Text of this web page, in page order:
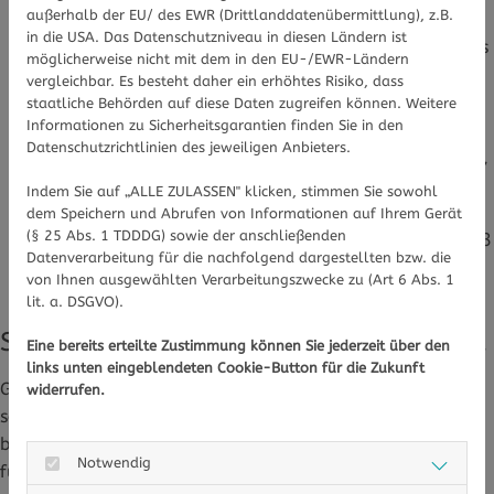
Kein Koffein kurz vor dem Schlafen: Cola, Kaffee,
schwarzer Tee, aber auch Alkohol sorgen dafür, dass
man entweder schlechter einschläft oder sich die
Schlafphasen verkürzen und man nachts öfter
aufwacht.
Nicht zu schwer essen: Spätabends auf Lebensmittel,
die dem Magen-Darm-Trakt zu viel zu tun geben,
verzichten.
Auf die Temperatur im Schlafzimmer achten: Zu heiß
sollte es nicht sein, im Winter sollte man allerdings
auch nicht frieren.
Sport kann helfen - aber nicht zu spät!
Guter Schlaf fördert nicht nur die gute Stimmung am Tag,
sondern auch die Gesundheit. Denn wer schlecht schläft,
belastet das Immunsystem, das dann nicht mehr richtig
funktionieren kann, denn es arbeitet am besten dann,
außerhalb der EU/ des EWR (Drittlanddatenübermittlung), z.B.
in die USA. Das Datenschutzniveau in diesen Ländern ist
möglicherweise nicht mit dem in den EU-/EWR-Ländern
vergleichbar. Es besteht daher ein erhöhtes Risiko, dass
staatliche Behörden auf diese Daten zugreifen können. Weitere
Informationen zu Sicherheitsgarantien finden Sie in den
Datenschutzrichtlinien des jeweiligen Anbieters.
Indem Sie auf „ALLE ZULASSEN" klicken, stimmen Sie sowohl
dem Speichern und Abrufen von Informationen auf Ihrem Gerät
(§ 25 Abs. 1 TDDDG) sowie der anschließenden
Datenverarbeitung für die nachfolgend dargestellten bzw. die
von Ihnen ausgewählten Verarbeitungszwecke zu (Art 6 Abs. 1
lit. a. DSGVO).
Eine bereits erteilte Zustimmung können Sie jederzeit über den
links unten eingeblendeten Cookie-Button für die Zukunft
widerrufen.
Notwendig